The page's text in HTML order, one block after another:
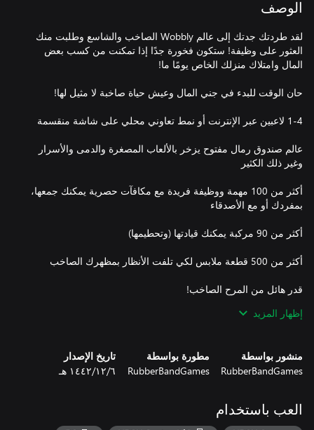
الوصف
لقد طردتك جدتك إلى عالم Wobbly الصاخب والشاسع وطلبت منك
العثور على وظيفة! ستكون فخورة جدًا إذا تمكنت من كسب بعض
عالم صندوق رمال مفتوح يزخر بالألعاب المصغرة والدمى والأسرار
أكثر من 100 مهمة ووظيفة فريدة مع مكافآت حصرية يمكنك جمعها،
واختبرها في عالم مليء بالعناصر التفاعلية والألعاب المصغرة
لاعبين في نمط اللعب التعاوني المحلي أو عبر الإنترنت، كل ذلك في
إظهار المزيد
منشور بواسطة
RubberBandGames
مطورة بواسطة
RubberBandGames
تاريخ الإصدار
٦‏/١٢‏/١٤٤٢ هـ
العب باستخدام